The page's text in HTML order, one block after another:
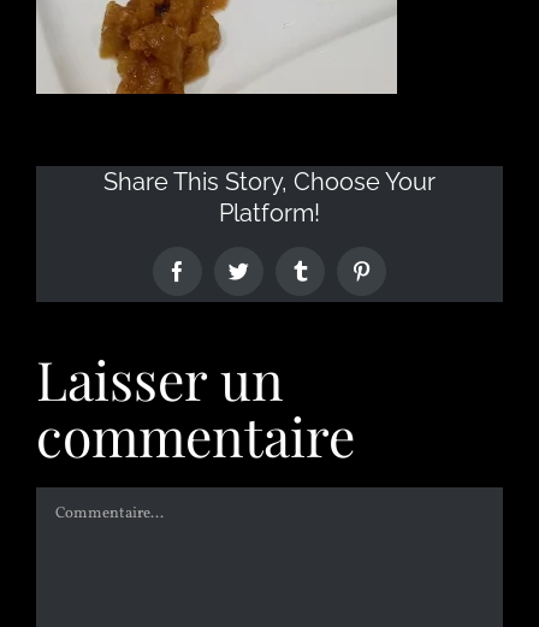
Share This Story, Choose Your
Platform!
Laisser un
commentaire